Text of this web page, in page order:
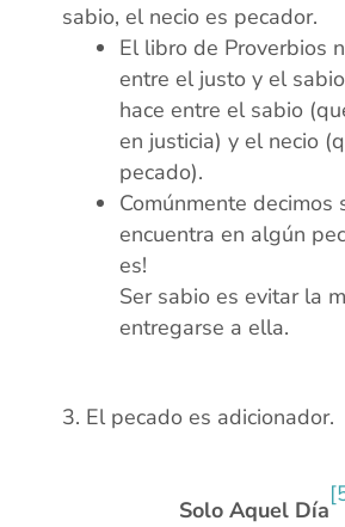
sabio, el necio es pecador.
El libro de Proverbios
entre el justo y el
hace entre el sabio
en justicia) y el necio
pecado).
Comúnmente decimos
encuentra en algún
es!
Ser sabio es evitar la
entregarse a ella.
El pecado es adicionador.
Solo Aquel Día